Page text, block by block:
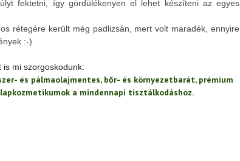
fektetni, így gördülékenyen el lehet készíteni az egyes
rétegére került még padlizsán, mert volt maradék, ennyire
:-)
is mi szorgoskodunk:
és pálmaolajmentes, bőr- és környezetbarát, prémium
a mindennapi tisztálkodáshoz.